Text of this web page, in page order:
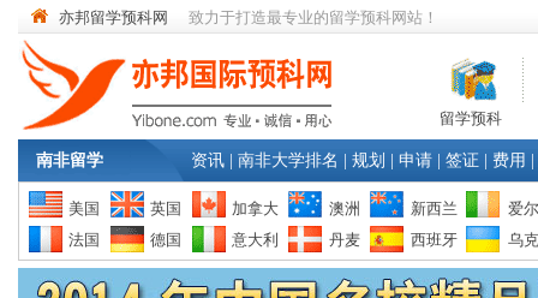
亦邦留学预科网 致力于打造最专业的留学预科网站！
留学预科
南非留学 资讯 南非大学排名 规划 申请 签证 费用
美国 英国 加拿大 澳洲 新西兰
爱
法国
德国 意大利 丹麦 西班牙 乌